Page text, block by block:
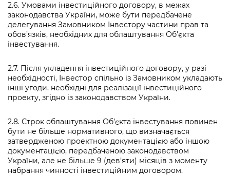
2.6. Умовами інвестиційного договору, в межах
законодавства України, може бути передбачене
делегування Замовником Інвестору частини прав та
обов’язків, необхідних для облаштування Об’єкта
інвестування.
2.7. Після укладення інвестиційного договору, у разі
необхідності, Інвестор спільно із Замовником укладають
інші угоди, необхідні для реалізації інвестиційного
проекту, згідно із законодавством України.
2.8. Строк облаштування Об’єкта інвестування повинен
бути не більше нормативного, що визначається
затвердженою проектною документацією або іншою
документацією, передбаченою законодавством
України, але не більше 9 (дев’яти) місяців з моменту
набрання чинності інвестиційним договором.